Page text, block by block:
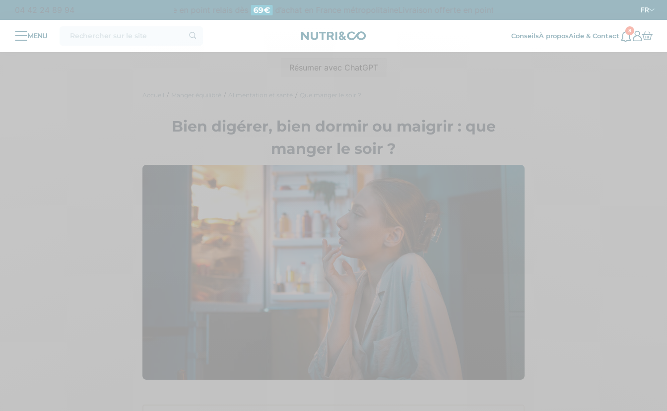
69€ d’achat en France métropolitaine d’achat en France FR
ConseilsÀ proposAide & Contact
3
Résumer avec ChatGPT
Accueil Manger équilibré Alimentation et santé Que manger le soir ?
Bien digérer, bien dormir ou maigrir : que
manger le soir ?